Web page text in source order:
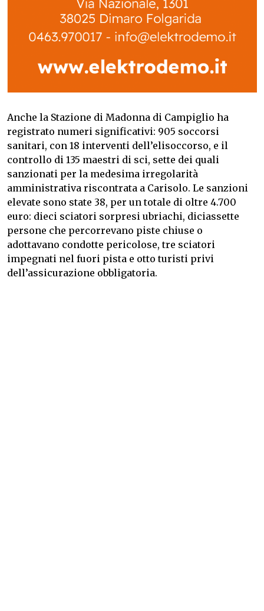
Anche la Stazione di Madonna di Campiglio ha
registrato numeri significativi: 905 soccorsi
sanitari, con 18 interventi dell’elisoccorso, e il
controllo di 135 maestri di sci, sette dei quali
sanzionati per la medesima irregolarità
amministrativa riscontrata a Carisolo. Le sanzioni
elevate sono state 38, per un totale di oltre 4.700
euro: dieci sciatori sorpresi ubriachi, diciassette
persone che percorrevano piste chiuse o
adottavano condotte pericolose, tre sciatori
impegnati nel fuori pista e otto turisti privi
dell’assicurazione obbligatoria.